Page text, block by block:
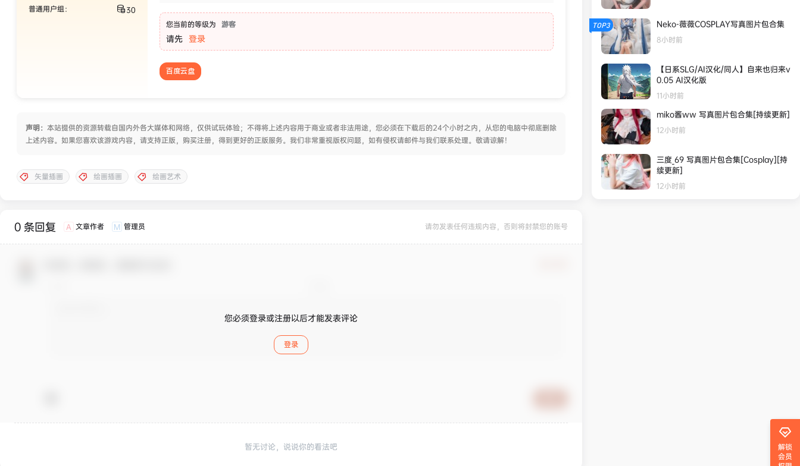
普通用户组：
30
您当前的等级为 游客
请先 登录
百度云盘
声明： 本站提供的资源转载自国内外各大媒体和网络，仅供试玩体验；不得将上述内容用于商业或者非法用途，您必须在下载后的24个小时之内，从您的电脑中彻底删除
上述内容。如果您喜欢该游戏内容，请支持正版，购买注册，得到更好的正版服务。我们非常重视版权问题，如有侵权请邮件与我们联系处理。敬请谅解！
矢量插画 绘画插画 绘画艺术
0 条回复 A 文章作者 M 管理员 请勿发表任何违规内容，否则将封禁您的账号
您必须登录或注册以后才能发表评论
登录
暂无讨论，说说你的看法吧
TOP3 Neko-薇薇COSPLAY写真图片包合集
8小时前
【日系SLG/AI汉化/同人】自来也归来v
0.05 AI汉化版
11小时前
miko酱ww 写真图片包合集[持续更新]
12小时前
三度_69 写真图片包合集[Cosplay][持
续更新]
12小时前
解锁
会员